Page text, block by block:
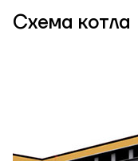
Схема котла